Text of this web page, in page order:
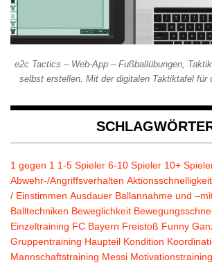
e2c Tactics – Web-App – Fußballübungen,
selbst erstellen. Mit der digitalen Taktiktafel für
1 gegen 1 1-5 Spieler 6-10 Spieler 10+
Abwehr-/Angriffsverhalten
/ Einstimmen Ausdauer Ballannahme und
Balltechniken Beweglichkeit
Einzeltraining FC Bayern Freistoß Funny
Gruppentraining Haupteil Kondition
Mannschaftstraining Messi Motivationstraining